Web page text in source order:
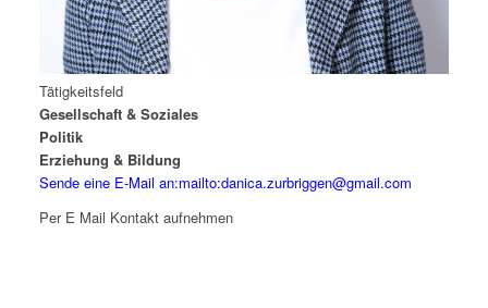
Tätigkeitsfeld
Gesellschaft & Soziales
Politik
Erziehung & Bildung
Sende eine E-Mail an:mailto:danica.zurbriggen@gmail.com
Per E Mail Kontakt aufnehmen